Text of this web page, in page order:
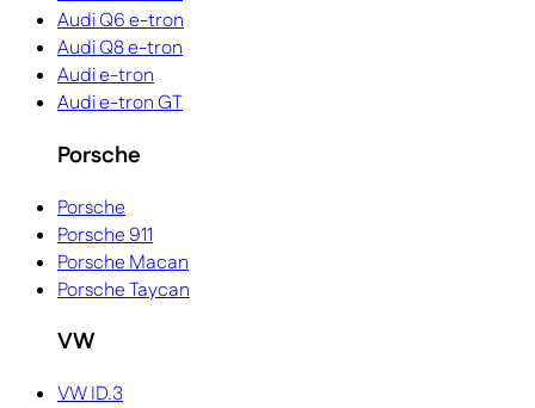
Audi Q6 e-tron
Audi Q8 e-tron
Audi e-tron
Audi e-tron GT
Porsche
Porsche
Porsche 911
Porsche Macan
Porsche Taycan
VW
VW ID.3